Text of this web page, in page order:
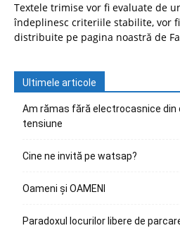
Textele trimise vor fi evaluate de
îndeplinesc criteriile stabilite, vor
distribuite pe pagina noastră de
Ultimele articole
Am rămas fără electrocasnice
tensiune
Cine ne invită pe watsap?
Oameni și OAMENI
Paradoxul locurilor libere de